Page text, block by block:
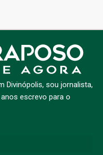
Divinópolis, sou jornalista,
escrevo para o